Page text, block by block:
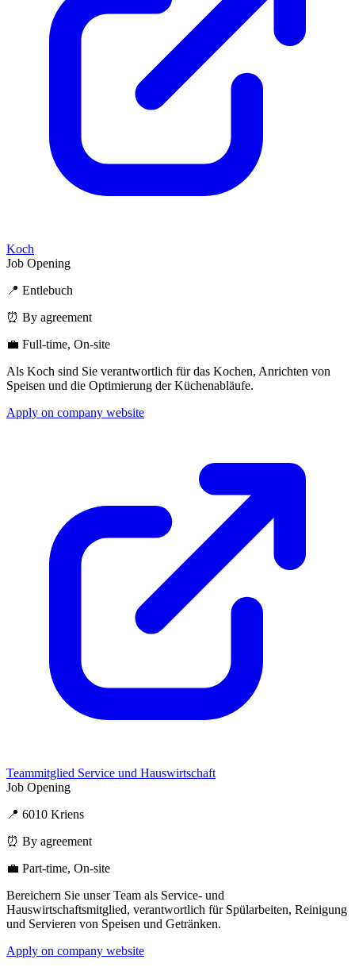
Koch
Job Opening
📍 Entlebuch
⏰ By agreement
💼 Full-time, On-site
Als Koch sind Sie verantwortlich für das Kochen, Anrichten von
Speisen und die Optimierung der Küchenabläufe.
Apply on company website
Teammitglied Service und Hauswirtschaft
Job Opening
📍 6010 Kriens
⏰ By agreement
💼 Part-time, On-site
Bereichern Sie unser Team als Service- und
Hauswirtschaftsmitglied, verantwortlich für Spülarbeiten, Reinigung
und Servieren von Speisen und Getränken.
Apply on company website